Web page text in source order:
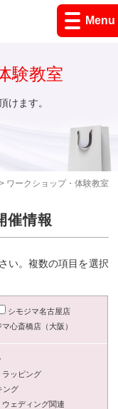
Menu
> ワークショップ・体験教室
験教室
けます。
催情報
い。複数の項目を選択
シモジマ名古屋店
マ心斎橋店（大阪）
ラッピング
ング
ウェディング関連